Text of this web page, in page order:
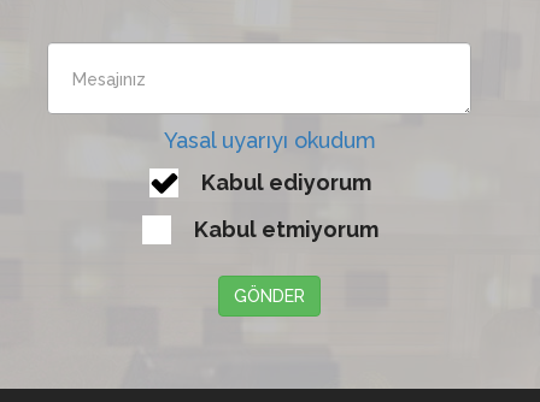
Yasal uyarıyı okudum
Kabul ediyorum
Kabul etmiyorum
GÖNDER